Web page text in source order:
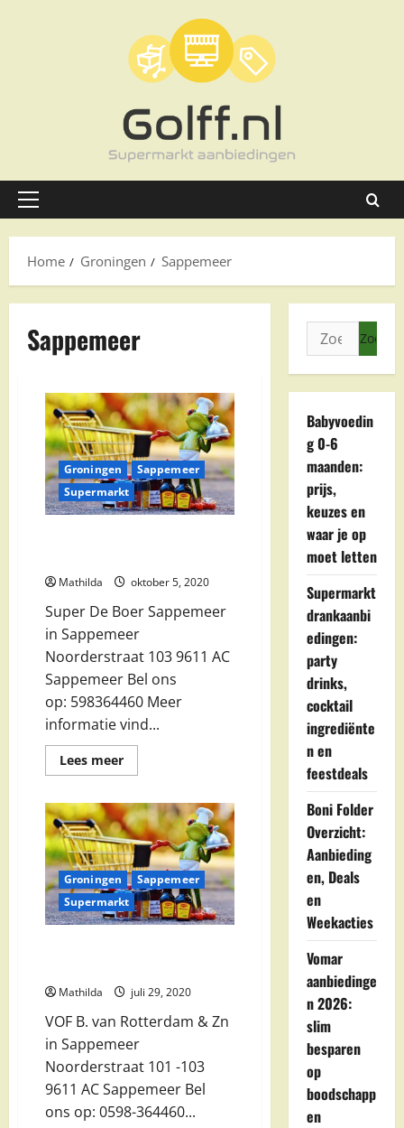
Primair
Home
Groningen Sappemeer
Sappemeer
Groningen
Sappemeer
Supermarkt
Mathilda oktober 5, 2020
Super De Boer Sappemeer
in Sappemeer
Noorderstraat 103 9611 AC
Sappemeer Bel ons
op: 598364460 Meer
informatie vind...
Lees meerLees
meer
De
Boer
Sappemeer
in
Sappemeer
Groningen
Sappemeer
Supermarkt
Mathilda juli 29, 2020
VOF B. van Rotterdam & Zn
in Sappemeer
Noorderstraat 101 -103
9611 AC Sappemeer Bel
ons op: 0598-364460...
Zoeken
naar:
Babyvoedin
g 0-6
maanden:
prijs,
keuzes en
waar je op
moet letten
Supermarkt
drankaanbi
edingen:
party
drinks,
cocktail
ingrediënte
n en
feestdeals
Boni Folder
Overzicht:
Aanbieding
en, Deals
en
Weekacties
Vomar
aanbiedinge
n 2026:
slim
besparen
op
boodschapp
en